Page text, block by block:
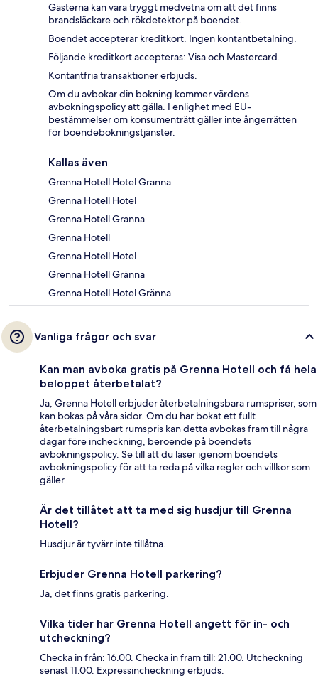
Gästerna kan vara tryggt medvetna om att det finns
brandsläckare och rökdetektor på boendet.
Boendet accepterar kreditkort. Ingen kontantbetalning.
Följande kreditkort accepteras: Visa och Mastercard.
Kontantfria transaktioner erbjuds.
Om du avbokar din bokning kommer värdens
avbokningspolicy att gälla. I enlighet med EU-
bestämmelser om konsumenträtt gäller inte ångerrätten
för boendebokningstjänster.
Kallas även
Grenna Hotell Hotel Granna
Grenna Hotell Hotel
Grenna Hotell Granna
Grenna Hotell
Grenna Hotell Hotel
Grenna Hotell Gränna
Grenna Hotell Hotel Gränna
Vanliga frågor och svar
Kan man avboka gratis på Grenna Hotell och få hela
beloppet återbetalat?
Ja, Grenna Hotell erbjuder återbetalningsbara rumspriser, som
kan bokas på våra sidor. Om du har bokat ett fullt
återbetalningsbart rumspris kan detta avbokas fram till några
dagar före incheckning, beroende på boendets
avbokningspolicy. Se till att du läser igenom boendets
avbokningspolicy för att ta reda på vilka regler och villkor som
gäller.
Är det tillåtet att ta med sig husdjur till Grenna
Hotell?
Husdjur är tyvärr inte tillåtna.
Erbjuder Grenna Hotell parkering?
Ja, det finns gratis parkering.
Vilka tider har Grenna Hotell angett för in- och
utcheckning?
Checka in från: 16.00. Checka in fram till: 21.00. Utcheckning
senast 11.00. Expressincheckning erbjuds.